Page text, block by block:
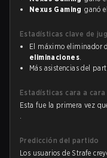
Nexus Gaming ganó
Estadísticas clave de
El máximo eliminador
eliminaciones.
Más asistencias del
Estadísticas cara a cara
Esta fue la primera vez
.
Predicción del partido
Los usuarios de Strafe